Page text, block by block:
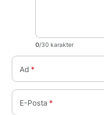
0/30 karakter
Ad *
E-Posta *